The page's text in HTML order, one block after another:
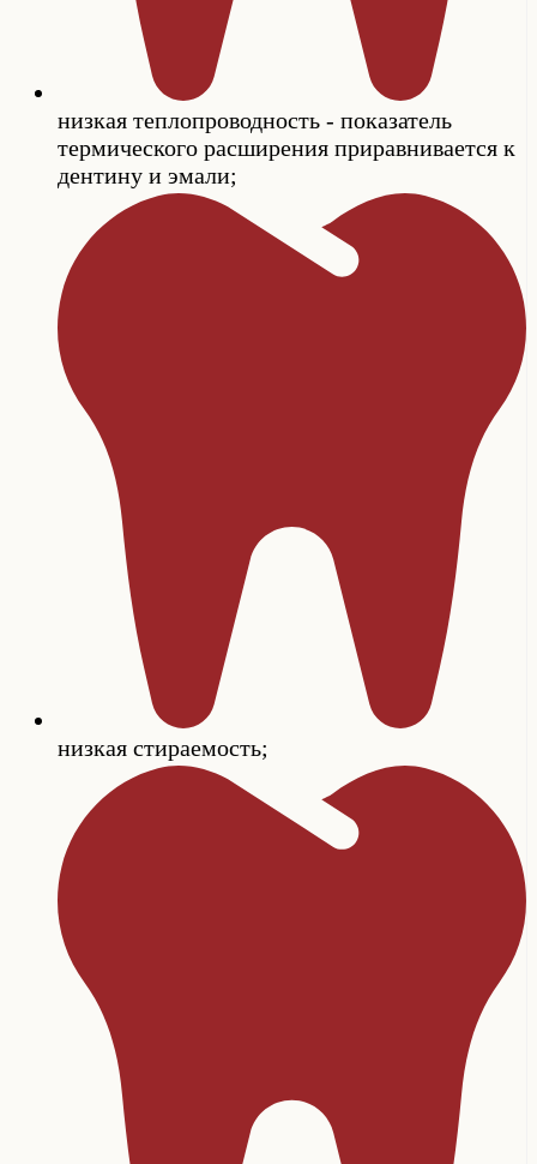
низкая теплопроводность - показатель
термического расширения приравнивается к
дентину и эмали;
низкая стираемость;